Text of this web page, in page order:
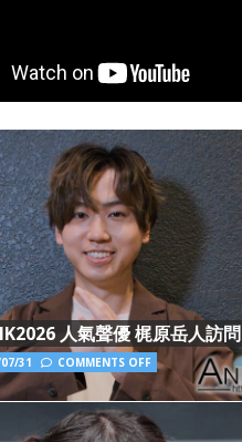
人氣聲優 梶原岳人訪問
31 COMMENTS OFF